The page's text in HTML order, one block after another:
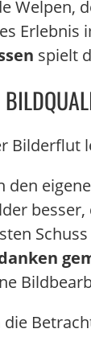
Welpen,
Erlebnis
spielt
Bilderflut
den